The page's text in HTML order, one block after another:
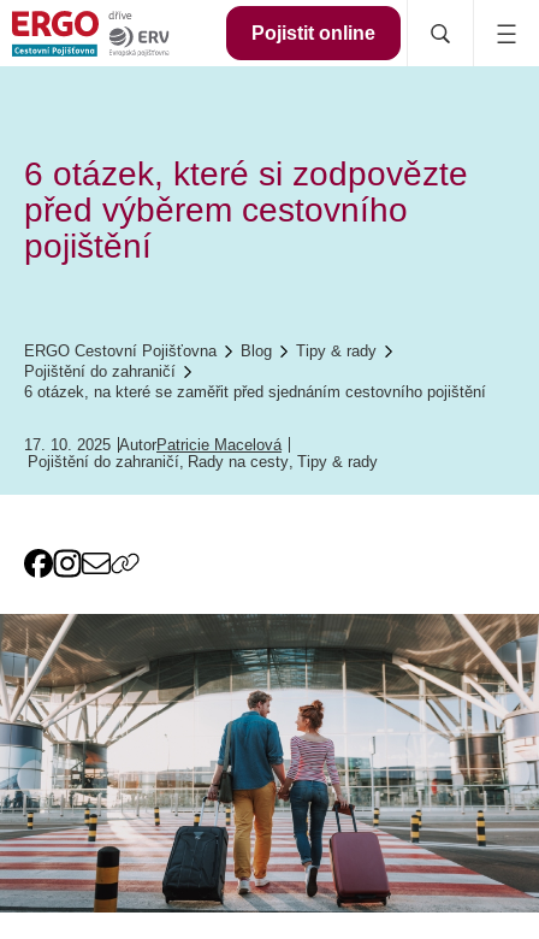
Pojistit online
6 otázek, které si zodpovězte
před výběrem cestovního
pojištění
ERGO Cestovní Pojišťovna Blog
Tipy & rady
Pojištění do zahraničí
6 otázek, na které se zaměřit před sjednáním cestovního pojištění
17. 10. 2025 AutorPatricie Macelová
Pojištění do zahraničí, Rady na cesty, Tipy & rady